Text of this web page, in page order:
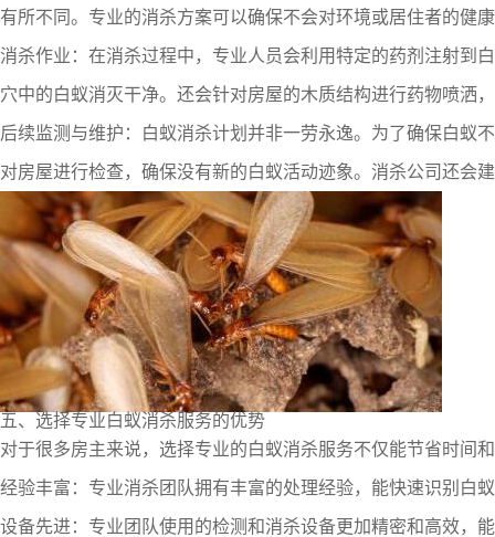
有所不同。专业的消杀方案可以确保不会对环境或居住者的健
消杀作业：在消杀过程中，专业人员会利用特定的药剂注射到
穴中的白蚁消灭干净。还会针对房屋的木质结构进行药物喷洒
后续监测与维护：白蚁消杀计划并非一劳永逸。为了确保白蚁
对房屋进行检查，确保没有新的白蚁活动迹象。消杀公司还会
五、选择专业白蚁消杀服务的优势
对于很多房主来说，选择专业的白蚁消杀服务不仅能节省时间
经验丰富：专业消杀团队拥有丰富的处理经验，能快速识别白
设备先进：专业团队使用的检测和消杀设备更加精密和高效，